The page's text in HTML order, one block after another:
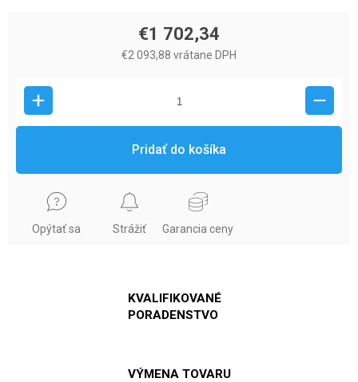
€1 702,34
€2 093,88 vrátane DPH
Pridať do košíka
Opýtať sa Strážiť Garancia ceny
KVALIFIKOVANÉ
PORADENSTVO
VÝMENA TOVARU